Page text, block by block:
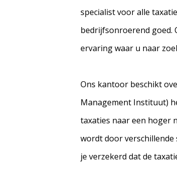
specialist voor alle
bedrijfsonroerend goed.
ervaring waar u naar
Ons kantoor beschikt
Management Instituut)
taxaties naar een hoger
wordt door
je verzekerd dat de